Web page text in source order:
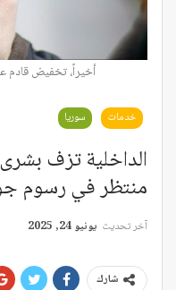
أخيراً، تخفيض قادم
خدمات سوريا
الداخلية تزف
منتظر في رسوم
آخر تحديث يونيو 24, 2025
شارك